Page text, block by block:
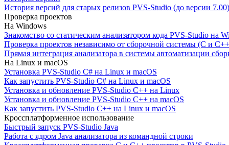
История версий для старых релизов PVS-Studio (до версии 7.00)
Проверка проектов
На Windows
Знакомство со статическим анализатором кода PVS-Studio на
Проверка проектов независимо от сборочной системы (C и
Прямая интеграция анализатора в системы автоматизации
На Linux и macOS
Установка PVS-Studio C# на Linux и macOS
Как запустить PVS-Studio C# на Linux и macOS
Установка и обновление PVS-Studio C++ на Linux
Установка и обновление PVS-Studio C++ на macOS
Как запустить PVS-Studio C++ на Linux и macOS
Кроссплатформенное использование
Быстрый запуск PVS-Studio Java
Работа с ядром Java анализатора из командной строки